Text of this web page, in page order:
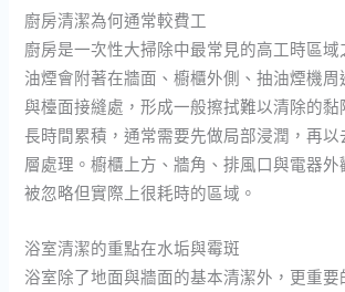
廚房清潔為何通常較費工
廚房是一次性大掃除中最常見的高工時區
油煙會附著在牆面、櫥櫃外側、抽油煙機
與檯面接縫處，形成一般擦拭難以清除的
長時間累積，通常需要先做局部浸潤，再
層處理。櫥櫃上方、牆角、排風口與電器外
被忽略但實際上很耗時的區域。
浴室清潔的重點在水垢與霉斑
浴室除了地面與牆面的基本清潔外，更重